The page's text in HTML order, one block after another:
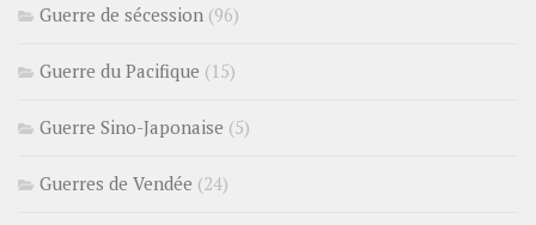
Guerre de sécession (96)
Guerre du Pacifique (15)
Guerre Sino-Japonaise (5)
Guerres de Vendée (24)